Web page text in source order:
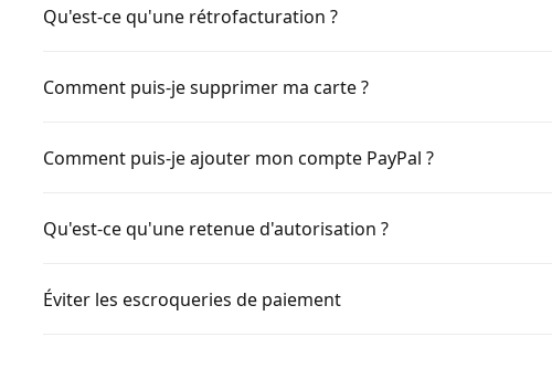
Qu'est-ce qu'une rétrofacturation ?
Comment puis-je supprimer ma carte ?
Comment puis-je ajouter mon compte PayPal ?
Qu'est-ce qu'une retenue d'autorisation ?
Éviter les escroqueries de paiement